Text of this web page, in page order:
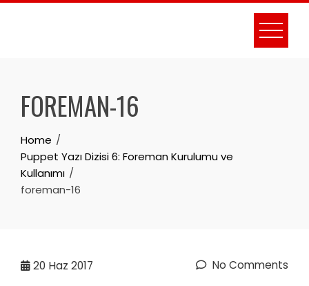
Skip
FOREMAN-16
Home
Puppet Yazı Dizisi 6: Foreman Kurulumu ve
Kullanımı
foreman-16
20 Haz 2017 No Comments